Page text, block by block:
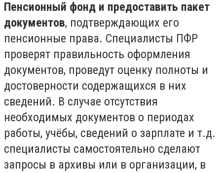
Пенсионный фонд и предоставить пакет
документов, подтверждающих его
пенсионные права. Специалисты ПФР
проверят правильность оформления
документов, проведут оценку полноты и
достоверности содержащихся в них
сведений. В случае отсутствия
необходимых документов о периодах
работы, учёбы, сведений о зарплате и т.д.
специалисты самостоятельно сделают
запросы в архивы или в организации, в